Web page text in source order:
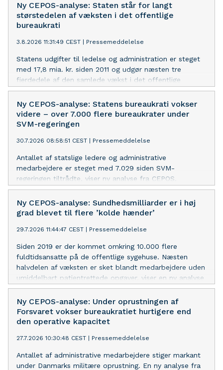
Ny CEPOS-analyse: Staten står for langt
størstedelen af væksten i det offentlige
bureaukrati
3.8.2026 11:31:49 CEST Pressemeddelelse
Statens udgifter til ledelse og administration er steget
med 17,8 mia. kr. siden 2011 og udgør næsten tre
fjerdedele af den samlede vækst i det offentlige
bureaukrati. Der er et betydeligt potentiale for at
frigøre ressourcer til velfærd eller skattelettelser, viser
ny CEPOS-analyse
Ny CEPOS-analyse: Statens bureaukrati vokser
videre – over 7.000 flere bureaukrater under
SVM-regeringen
30.7.2026 08:58:51 CEST Pressemeddelelse
Antallet af statslige ledere og administrative
medarbejdere er steget med 7.029 siden SVM-
regeringen tiltrådte, viser ny analyse fra CEPOS.
Udviklingen går stik imod regeringens egne ambitioner
om afbureaukratisering, og CEPOS efterlyser bindende
mål for at begrænse væksten i statsadministrationen
Ny CEPOS-analyse: Sundhedsmilliarder er i høj
grad blevet til flere ’kolde hænder’
29.7.2026 11:44:47 CEST Pressemeddelelse
Siden 2019 er der kommet omkring 10.000 flere
fuldtidsansatte på de offentlige sygehuse. Næsten
halvdelen af væksten er sket blandt medarbejdere uden
umiddelbart patientrettede opgaver, viser en ny analyse
fra CEPOS
Ny CEPOS-analyse: Under oprustningen af
Forsvaret vokser bureaukratiet hurtigere end
den operative kapacitet
27.7.2026 10:30:48 CEST Pressemeddelelse
Antallet af administrative medarbejdere stiger markant
under Danmarks militære oprustning. En ny analyse fra